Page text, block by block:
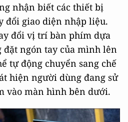
nhận biết các thiết bị
đổi giao diện nhập liệu.
đổi vị trí bàn phím dựa
đặt ngón tay của mình lên
tự động chuyển sang chế
hiện người dùng đang sử
vào màn hình bên dưới.